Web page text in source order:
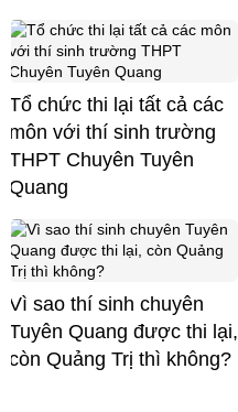
Tổ chức thi lại tất cả các
môn với thí sinh trường
THPT Chuyên Tuyên
Quang
Vì sao thí sinh chuyên
Tuyên Quang được thi lại,
còn Quảng Trị thì không?